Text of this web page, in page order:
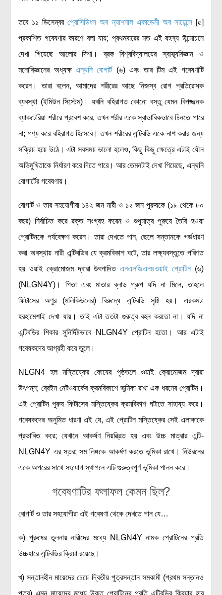
তবে ১১ ডিসেম্বরপ্রোসিডিংস অব ন্যাশনাল একাডেমী অব সায়েন্সে[৫]
প্রকাশিত গবেষণার কারণে বলা যায়; প্রথমবারের মত এই রহস্য উন্মোচনে
দেখা গিয়েছে আলোর দিশা। ব্রক বিশ্ববিদ্যালয়ের স্বাস্থ্যবিজ্ঞান ও
মনোবিজ্ঞানের অধ্যক্ষএন্থনি বোগার্ট(৬) এবং তার টিম এই গবেষণাটি
করেন। তারা বলেন, আমাদের শরীরের আছে নিজস্ব রোগ প্রতিরোধক
ব্যবস্থা (ইমিউন সিস্টেম)। যখনি বহিরাগত কোনো বস্তু যেমন বিপজ্জনক
ব্যাকটেরিয়া শরীরে প্রবেশ করে, তখন শরীর একে স্বাভাবিকভাবে চিনতে পারে
না; গণ্য করে বহিরাগত হিসেবে। তখন শরীরের এন্টিবডি একে নাশ করার জন্য
সক্রিয় হয়ে উঠে। এটা সবসময় ভালো হলেও, কিছু কিছু ক্ষেত্রে এটাই যৌন
অভিমুখিতাকে নির্ধারণ করে দিতে পারে। আর তেমনটাই দেখা গিয়েছে, এন্থনি
বোগার্টের গবেষণায়।
বোগার্ট ও তার সহযোগীরা ১৪২ জন নারী ও ১২ জন পুরুষকে (১৮ থেকে ৮০
বছর) নির্বাচিত করে রক্ত সংগ্রহ করেন ও শুধুমাত্র পুরুষে তৈরি হওয়া
প্রোটিনকে পর্যবেক্ষণ করেন। তারা দেখতে পান, ছেলে সন্তানকে গর্ভধারণ
করা অবস্থায় নারী এন্টিবডির যে ক্রমবিকাশ ঘটে, তার লক্ষ্যবস্তুতে পরিণত
হয় ওয়াই ক্রোমোজম দ্বারা উৎপাদিতএনএলজিএন৪ওয়াই প্রোটিন(৬)
(NLGN4Y)। পিতা এবং মাতার ব্লাড গ্রুপ যদি না মিলে, তাহলে
ফিটাসের অণুর (মলিকিউলের) বিরুদ্ধে এন্টিবডি সৃষ্টি হয়। এরকমটা
হরহামেশাই দেখা যায়। তাই এটা ততটা গুরুত্ব বহন করতো না। যদি না
এন্টিবডির শিকার সুনির্দিষ্টভাবে NLGN4Y প্রোটিন হতো। আর এটাই
গবেষকদের আগ্রহী করে তুলে।
NLGN4 হল মস্তিষ্কের কোষের পৃষ্ঠতলে ওয়াই ক্রোমোজম দ্বারা
উৎপন্ন; ব্রেইন নেটওয়ার্কের ক্রমবিকাশে ভুমিকা রাখা এক ধরনের প্রোটিন।
এই প্রোটিন পুরুষ ফিটাসের মস্তিষ্কের ক্রমবিকাশ ঘটাতে সাহায্য করে।
গবেষকদের অনুমিত ধারণা এই যে, এই প্রোটিন মস্তিষ্কের সেই এলাকাকে
প্রভাবিত করে; যেখানে আকর্ষণ নিয়ন্ত্রিত হয় এবং উচ্চ মাত্রার এন্টি-
NLGN4Y এর স্তর; সম লিঙ্গকে আকর্ষণ করতে ভূমিকা রাখে। নিউরনের
একে অপরের সাথে সংযোগ স্থাপনে এটি গুরুত্বপূর্ণ ভূমিকা পালন করে।
গবেষণাটির ফলাফল কেমন ছিল?
বোগার্ট ও তার সহযোগীরা এই গবেষণা থেকে দেখতে পান যে…
ক) পুরুষের তুলনায় নারীদের মধ্যে NLGN4Y নামক প্রোটিনের প্রতি
উচ্চহারে এন্টিবডির ক্রিয়া রয়েছে।
খ) সন্তানহীন মায়েদের চেয়ে দ্বিতীয় পুত্রসন্তান সমকামী (প্রথম সন্তানও
পুত্র) এমন মায়েদের মধ্যে উক্ত প্রোটিনের প্রতি এন্টিবডির ক্রিয়ার হার